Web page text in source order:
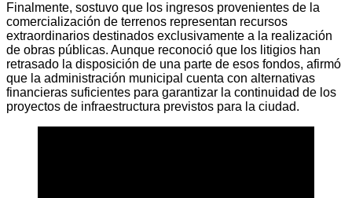
Finalmente, sostuvo que los ingresos provenientes de la
comercialización de terrenos representan recursos
extraordinarios destinados exclusivamente a la realización
de obras públicas. Aunque reconoció que los litigios han
retrasado la disposición de una parte de esos fondos, afirmó
que la administración municipal cuenta con alternativas
financieras suficientes para garantizar la continuidad de los
proyectos de infraestructura previstos para la ciudad.